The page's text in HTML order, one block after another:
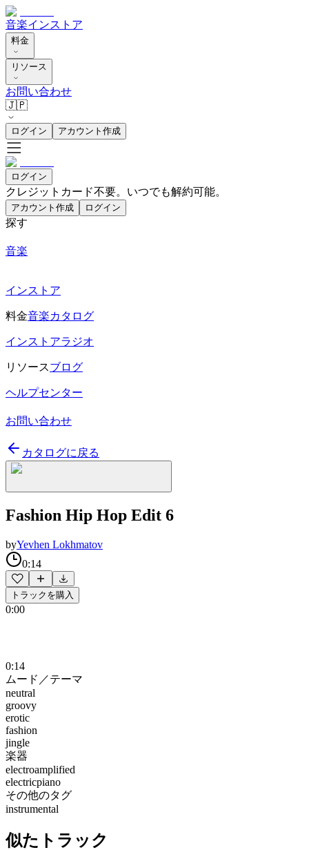
音楽インストア
料金
リソース
お問い合わせ
🇯🇵
ログイン アカウント作成
ログイン
クレジットカード不要。いつでも解約可能。
アカウント作成 ログイン
探す
音楽
インストア
料金音楽カタログ
インストアラジオ
リソースブログ
ヘルプセンター
お問い合わせ
カタログに戻る
Fashion Hip Hop Edit 6
byYevhen Lokhmatov
0:14
トラックを購入
0:00
0:14
ムード／テーマ
neutral
groovy
erotic
fashion
jingle
楽器
electroamplified
electricpiano
その他のタグ
instrumental
似たトラック